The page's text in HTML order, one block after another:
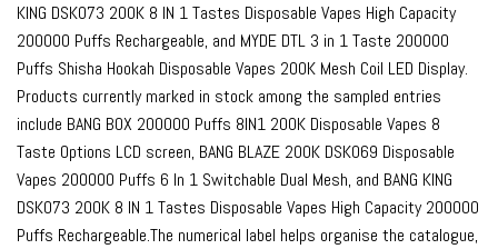
KING DSK073 200K 8 IN 1 Tastes Disposable Vapes High Capacity
200000 Puffs Rechargeable, and MYDE DTL 3 in 1 Taste 200000
Puffs Shisha Hookah Disposable Vapes 200K Mesh Coil LED Display.
Products currently marked in stock among the sampled entries
include BANG BOX 200000 Puffs 8IN1 200K Disposable Vapes 8
Taste Options LCD screen, BANG BLAZE 200K DSK069 Disposable
Vapes 200000 Puffs 6 In 1 Switchable Dual Mesh, and BANG KING
DSK073 200K 8 IN 1 Tastes Disposable Vapes High Capacity 200000
Puffs Rechargeable.The numerical label helps organise the catalogue,